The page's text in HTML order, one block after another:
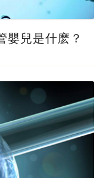
嬰兒是什麽？